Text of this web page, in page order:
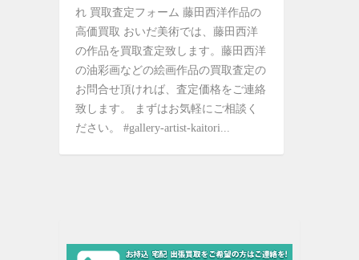
れ 買取査定フォーム 藤田西洋作品の
高価買取 おいだ美術では、藤田西洋
の作品を買取査定致します。藤田西洋
の油彩画などの絵画作品の買取査定の
お問合せ頂ければ、査定価格をご連絡
致します。 まずはお気軽にご相談く
ださい。 #gallery-artist-kaitori...